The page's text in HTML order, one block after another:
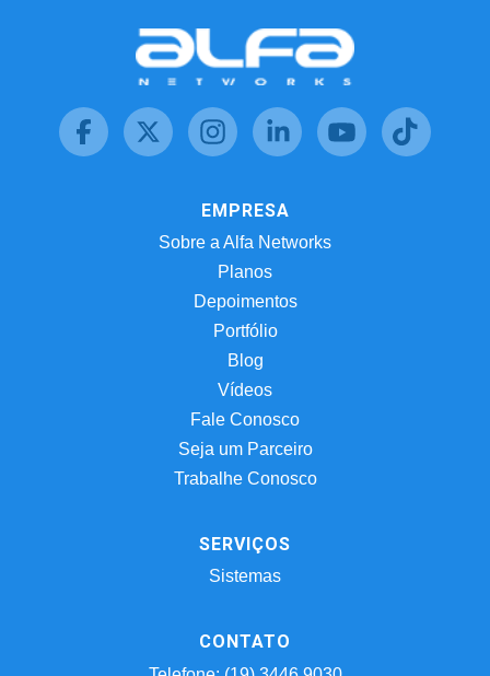
EMPRESA
Sobre a Alfa Networks
Planos
Depoimentos
Portfólio
Blog
Vídeos
Fale Conosco
Seja um Parceiro
Trabalhe Conosco
SERVIÇOS
Sistemas
CONTATO